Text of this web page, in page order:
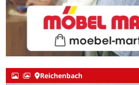
Reichenbach